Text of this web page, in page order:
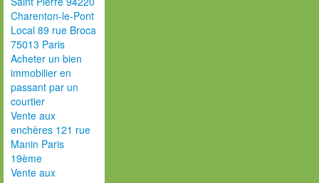
Charenton-le-Pont
Local 89 rue Broca
75013 Paris
Acheter un bien
immobilier en
passant par un
courtier
Vente aux
enchères 121 rue
Manin Paris
19ème
Vente aux